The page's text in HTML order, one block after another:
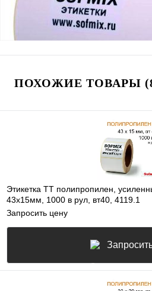
ПОХОЖИЕ ТОВАРЫ
Этикетка ТТ полипропилен,
43х15мм, 1000 в рул, вт40, 4119.1
Запросить цену